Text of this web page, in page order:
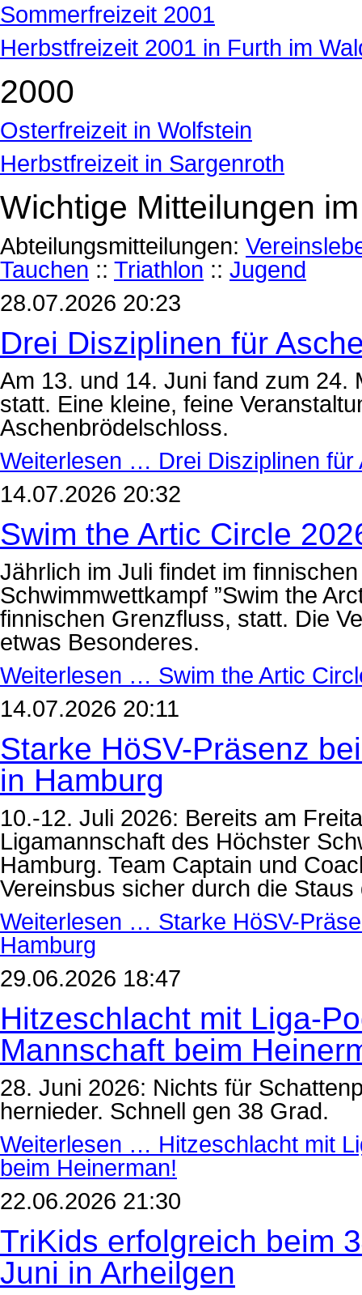
Sommerfreizeit 2001
Herbstfreizeit 2001 in Furth im
2000
Osterfreizeit in Wolfstein
Herbstfreizeit in Sargenroth
Wichtige Mitteilungen
Abteilungsmitteilungen:
Tauchen :: Triathlon :: Jugend
28.07.2026 20:23
Drei Disziplinen für
Am 13. und 14. Juni fand zum 24.
statt. Eine kleine, feine
Aschenbrödelschloss.
Weiterlesen … Drei Disziplinen
14.07.2026 20:32
Swim the Artic Circle
Jährlich im Juli findet im
Schwimmwettkampf ”Swim the
finnischen Grenzfluss, statt. Die
etwas Besonderes.
Weiterlesen … Swim the Artic
14.07.2026 20:11
Starke HöSV-Präsenz
in Hamburg
10.-12. Juli 2026: Bereits am
Ligamannschaft des Höchster
Hamburg. Team Captain und
Vereinsbus sicher durch die
Weiterlesen … Starke HöSV-
Hamburg
29.06.2026 18:47
Hitzeschlacht mit Liga-
Mannschaft beim
28. Juni 2026: Nichts für
hernieder. Schnell gen 38 Grad.
Weiterlesen … Hitzeschlacht mit
beim Heinerman!
22.06.2026 21:30
TriKids erfolgreich beim
Juni in Arheilgen